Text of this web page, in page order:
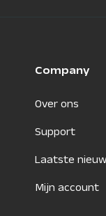
Company
Over ons
Support
Laatste
Mijn account